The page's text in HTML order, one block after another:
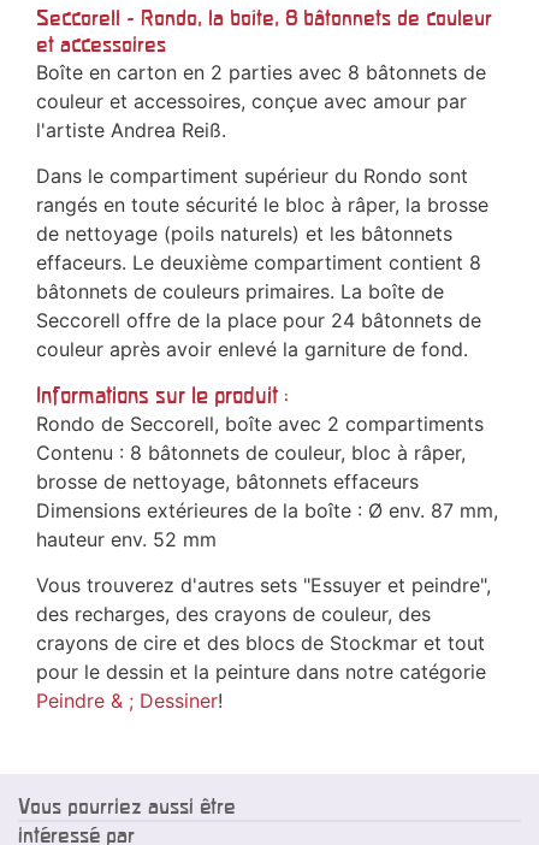
Seccorell - Rondo, la boîte, 8 bâtonnets de couleur
et accessoires
Boîte en carton en 2 parties avec 8 bâtonnets de
couleur et accessoires, conçue avec amour par
l'artiste Andrea Reiß.
Dans le compartiment supérieur du Rondo sont
rangés en toute sécurité le bloc à râper, la brosse
de nettoyage (poils naturels) et les bâtonnets
effaceurs. Le deuxième compartiment contient 8
bâtonnets de couleurs primaires. La boîte de
Seccorell offre de la place pour 24 bâtonnets de
couleur après avoir enlevé la garniture de fond.
Informations sur le produit :
Rondo de Seccorell, boîte avec 2 compartiments
Contenu : 8 bâtonnets de couleur, bloc à râper,
brosse de nettoyage, bâtonnets effaceurs
Dimensions extérieures de la boîte : Ø env. 87 mm,
hauteur env. 52 mm
Vous trouverez d'autres sets "Essuyer et peindre",
des recharges, des crayons de couleur, des
crayons de cire et des blocs de Stockmar et tout
pour le dessin et la peinture dans notre catégorie
Peindre & ; Dessiner!
Vous pourriez aussi être
intéressé par